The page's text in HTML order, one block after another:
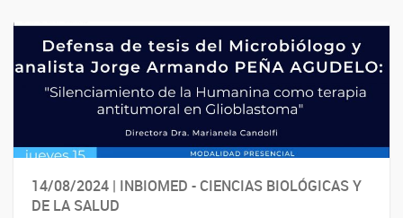
14/08/2024 | INBIOMED - CIENCIAS BIOLÓGICAS Y
DE LA SALUD